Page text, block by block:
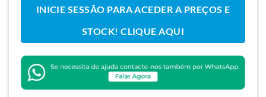
INICIE SESSÃO PARA ACEDER A PREÇOS E
STOCK! CLIQUE AQUI